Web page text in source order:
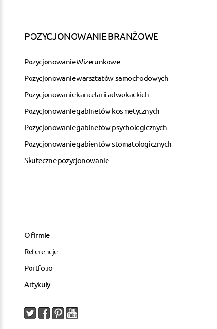
POZYCJONOWANIE BRANŻOWE
Pozycjonowanie Wizerunkowe
Pozycjonowanie warsztatów samochodowych
Pozycjonowanie kancelarii adwokackich
Pozycjonowanie gabinetów kosmetycznych
Pozycjonowanie gabinetów psychologicznych
Pozycjonowanie gabientów stomatologicznych
Skuteczne pozycjonowanie
O firmie
Referencje
Portfolio
Artykuły